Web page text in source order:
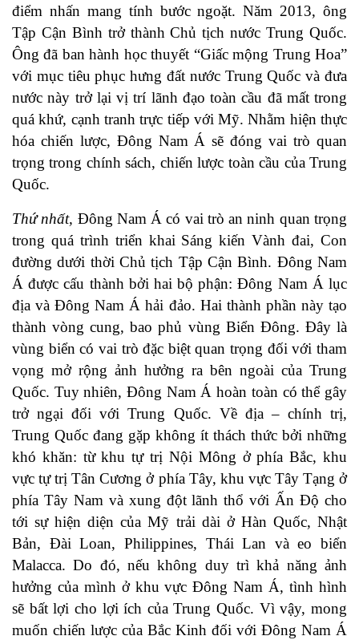
điểm nhấn mang tính bước ngoặt. Năm 2013, ông
Tập Cận Bình trở thành Chủ tịch nước Trung Quốc.
Ông đã ban hành học thuyết “Giấc mộng Trung Hoa”
với mục tiêu phục hưng đất nước Trung Quốc và đưa
nước này trở lại vị trí lãnh đạo toàn cầu đã mất trong
quá khứ, cạnh tranh trực tiếp với Mỹ. Nhằm hiện thực
hóa chiến lược, Đông Nam Á sẽ đóng vai trò quan
trọng trong chính sách, chiến lược toàn cầu của Trung
Quốc.
Thứ nhất, Đông Nam Á có vai trò an ninh quan trọng
trong quá trình triển khai Sáng kiến Vành đai, Con
đường dưới thời Chủ tịch Tập Cận Bình. Đông Nam
Á được cấu thành bởi hai bộ phận: Đông Nam Á lục
địa và Đông Nam Á hải đảo. Hai thành phần này tạo
thành vòng cung, bao phủ vùng Biển Đông. Đây là
vùng biển có vai trò đặc biệt quan trọng đối với tham
vọng mở rộng ảnh hưởng ra bên ngoài của Trung
Quốc. Tuy nhiên, Đông Nam Á hoàn toàn có thể gây
trở ngại đối với Trung Quốc. Về địa – chính trị,
Trung Quốc đang gặp không ít thách thức bởi những
khó khăn: từ khu tự trị Nội Mông ở phía Bắc, khu
vực tự trị Tân Cương ở phía Tây, khu vực Tây Tạng ở
phía Tây Nam và xung đột lãnh thổ với Ấn Độ cho
tới sự hiện diện của Mỹ trải dài ở Hàn Quốc, Nhật
Bản, Đài Loan, Philippines, Thái Lan và eo biển
Malacca. Do đó, nếu không duy trì khả năng ảnh
hưởng của mình ở khu vực Đông Nam Á, tình hình
sẽ bất lợi cho lợi ích của Trung Quốc. Vì vậy, mong
muốn chiến lược của Bắc Kinh đối với Đông Nam Á